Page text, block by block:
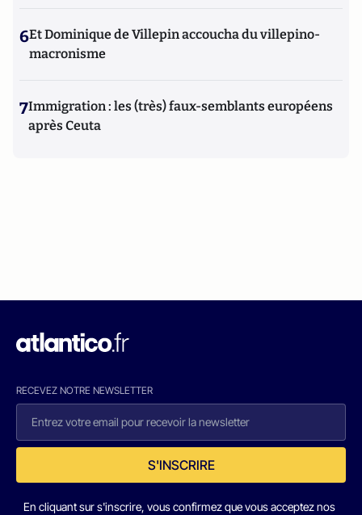
6Et Dominique de Villepin accoucha du villepino-
macronisme
7Immigration : les (très) faux-semblants européens
après Ceuta
RECEVEZ NOTRE NEWSLETTER
S'INSCRIRE
En cliquant sur s'inscrire, vous confirmez que vous acceptez nos